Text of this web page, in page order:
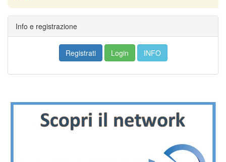
Info e registrazione
Registrati Login INFO